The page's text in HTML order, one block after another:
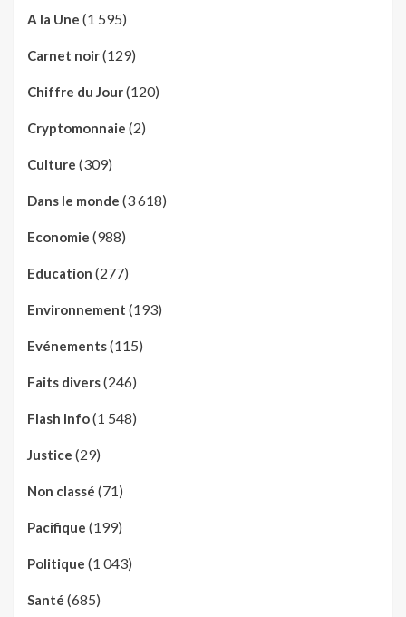
A la Une (1 595)
Carnet noir(129)
Chiffre du Jour(120)
Cryptomonnaie (2)
Culture (309)
Dans le monde (3 618)
Economie (988)
Education (277)
Environnement (193)
Evénements(115)
Faits divers(246)
Flash Info(1 548)
Justice (29)
Non classé (71)
Pacifique (199)
Politique (1 043)
Santé (685)